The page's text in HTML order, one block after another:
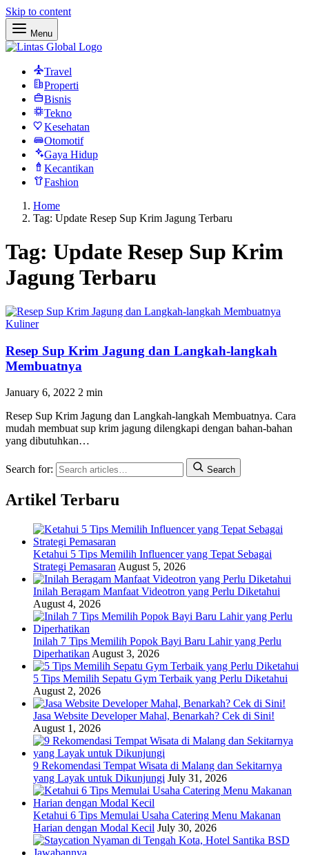
Skip to content
Menu
Travel
Properti
Bisnis
Tekno
Kesehatan
Otomotif
Gaya Hidup
Kecantikan
Fashion
Home
Tag: Update Resep Sup Krim Jagung Terbaru
Tag: Update Resep Sup Krim
Jagung Terbaru
Kuliner
Resep Sup Krim Jagung dan Langkah-langkah
Membuatnya
January 6, 2022 2 min
Resep Sup Krim Jagung dan Langkah-langkah Membuatnya. Cara
mudah membuat sup krim jagung dilengkapi dengan bahan-bahan
yang dibutuhkan…
Search for: Search
Artikel Terbaru
Ketahui 5 Tips Memilih Influencer yang Tepat Sebagai
Strategi Pemasaran August 5, 2026
Inilah Beragam Manfaat Videotron yang Perlu Diketahui
August 4, 2026
Inilah 7 Tips Memilih Popok Bayi Baru Lahir yang Perlu
Diperhatikan August 3, 2026
5 Tips Memilih Sepatu Gym Terbaik yang Perlu Diketahui
August 2, 2026
Jasa Website Developer Mahal, Benarkah? Cek di Sini!
August 1, 2026
9 Rekomendasi Tempat Wisata di Malang dan Sekitarnya
yang Layak untuk Dikunjungi July 31, 2026
Ketahui 6 Tips Memulai Usaha Catering Menu Makanan
Harian dengan Modal Kecil July 30, 2026